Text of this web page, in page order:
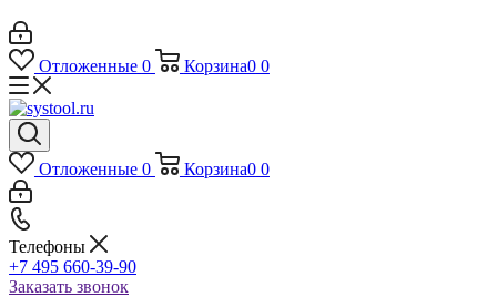
Отложенные 0 Корзина0 0
Отложенные 0 Корзина0 0
Телефоны
+7 495 660-39-90
Заказать звонок